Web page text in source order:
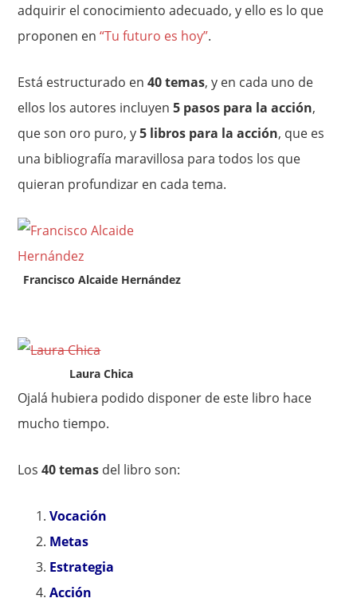
adquirir el conocimiento adecuado, y ello es lo que
proponen en“Tu futuro es hoy”.
Está estructurado en40 temas, y en cada uno de
ellos los autores incluyen5 pasos para la acción,
que son oro puro, y5 libros para la acción, que es
una bibliografía maravillosa para todos los que
quieran profundizar en cada tema.
Francisco Alcaide Hernández
Laura Chica
Ojalá hubiera podido disponer de este libro hace
mucho tiempo.
Los40 temas del libro son:
Vocación
Metas
Estrategia
Acción